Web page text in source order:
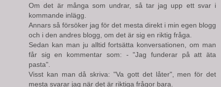
Om det är många som undrar, så tar jag upp ett svar i
kommande inlägg.
Annars så försöker jag för det mesta direkt i min egen blogg
och i den andres blogg, om det är sig en riktig fråga.
Sedan kan man ju alltid fortsätta konversationen, om man
får sig en kommentar som: - "Jag funderar på att äta
pasta".
Visst kan man då skriva: "Va gott det låter", men för det
mesta svarar jag när det är riktiga frågor bara.